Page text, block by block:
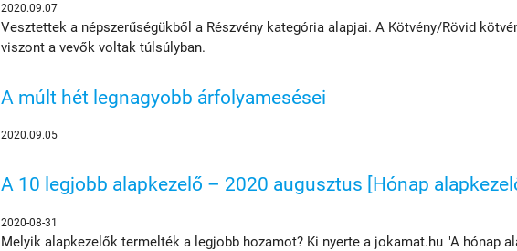
2020.09.07
Vesztettek a népszerűségükből a Részvény kategória alapjai. A Kötvény/Rövid
viszont a vevők voltak túlsúlyban.
A múlt hét legnagyobb árfolyamesései
2020.09.05
A 10 legjobb alapkezelő – 2020 augusztus [Hónap
2020-08-31
Melyik alapkezelők termelték a legjobb hozamot? Ki nyerte a jokamat.hu "A hónap